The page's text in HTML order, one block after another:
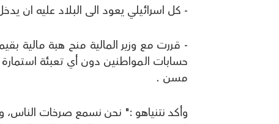
- كل اسرائيلي يعود الى البلاد عليه ان
مسن .
وأكد نتنياهو :" نحن نسمع صرخات